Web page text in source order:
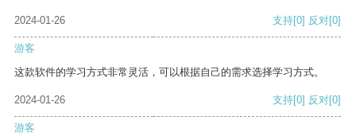
2024-01-26 支持[0] 反对[0]
游客
这款软件的学习方式非常灵活，可以根据自己的需求选择学习方式。
2024-01-26 支持[0] 反对[0]
游客